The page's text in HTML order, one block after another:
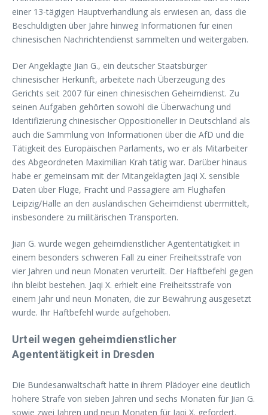
einer 13-tägigen Hauptverhandlung als erwiesen an, dass die
Beschuldigten über Jahre hinweg Informationen für einen
chinesischen Nachrichtendienst sammelten und weitergaben.
Der Angeklagte Jian G., ein deutscher Staatsbürger
chinesischer Herkunft, arbeitete nach Überzeugung des
Gerichts seit 2007 für einen chinesischen Geheimdienst. Zu
seinen Aufgaben gehörten sowohl die Überwachung und
Identifizierung chinesischer Oppositioneller in Deutschland als
auch die Sammlung von Informationen über die AfD und die
Tätigkeit des Europäischen Parlaments, wo er als Mitarbeiter
des Abgeordneten Maximilian Krah tätig war. Darüber hinaus
habe er gemeinsam mit der Mitangeklagten Jaqi X. sensible
Daten über Flüge, Fracht und Passagiere am Flughafen
Leipzig/Halle an den ausländischen Geheimdienst übermittelt,
insbesondere zu militärischen Transporten.
Jian G. wurde wegen geheimdienstlicher Agententätigkeit in
einem besonders schweren Fall zu einer Freiheitsstrafe von
vier Jahren und neun Monaten verurteilt. Der Haftbefehl gegen
ihn bleibt bestehen. Jaqi X. erhielt eine Freiheitsstrafe von
einem Jahr und neun Monaten, die zur Bewährung ausgesetzt
wurde. Ihr Haftbefehl wurde aufgehoben.
Urteil wegen geheimdienstlicher
Agententätigkeit in Dresden
Die Bundesanwaltschaft hatte in ihrem Plädoyer eine deutlich
höhere Strafe von sieben Jahren und sechs Monaten für Jian G.
sowie zwei Jahren und neun Monaten für Jaqi X. gefordert.